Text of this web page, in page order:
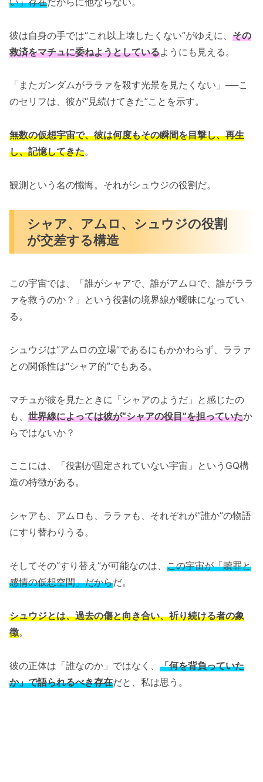
彼は自身の手では“これ以上壊したくない”がゆえに、 その
救済をマチュに委ねようとしているようにも見える。
「またガンダムがララァを殺す光景を見たくない」──こ
のセリフは、彼が“見続けてきた”ことを示す。
無数の仮想宇宙で、彼は何度もその瞬間を目撃し、再生
し、記憶してきた。
観測という名の懺悔。それがシュウジの役割だ。
シャア、アムロ、シュウジの役割
が交差する構造
この宇宙では、「誰がシャアで、誰がアムロで、誰がララ
ァを救うのか？」という役割の境界線が曖昧になってい
る。
シュウジは“アムロの立場”であるにもかかわらず、ララァ
との関係性は“シャア的”でもある。
マチュが彼を見たときに「シャアのようだ」と感じたの
も、 世界線によっては彼が“シャアの役目”を担っていたか
らではないか？
ここには、「役割が固定されていない宇宙」というGQ構
造の特徴がある。
シャアも、アムロも、ララァも、それぞれが“誰か”の物語
にすり替わりうる。
そしてその“すり替え”が可能なのは、 この宇宙が「贖罪と
感情の仮想空間」だからだ。
シュウジとは、過去の傷と向き合い、祈り続ける者の象
徴。
彼の正体は「誰なのか」ではなく、 「何を背負っていた
か」で語られるべき存在だと、私は思う。